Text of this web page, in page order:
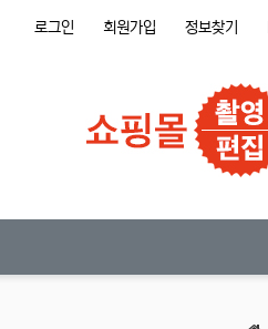
로그인 회원가입 정보찾기